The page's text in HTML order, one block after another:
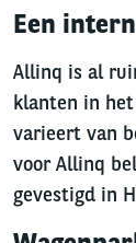
Een
Allinq is al
klanten in
varieert van
voor Allinq
gevestigd in